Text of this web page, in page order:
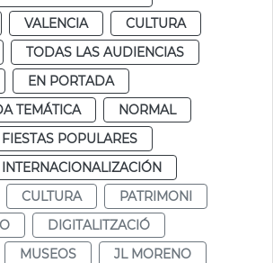
VALENCIA
CULTURA
TODAS LAS AUDIENCIAS
EN PORTADA
TEMÁTICA
NORMAL
POPULARES
CULTURA
PATRIMONI
DIGITALITZACIÓ
MUSEOS
JL MORENO